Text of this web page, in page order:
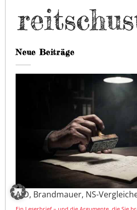
Neue Beiträge
AfD, Brandmauer, NS-